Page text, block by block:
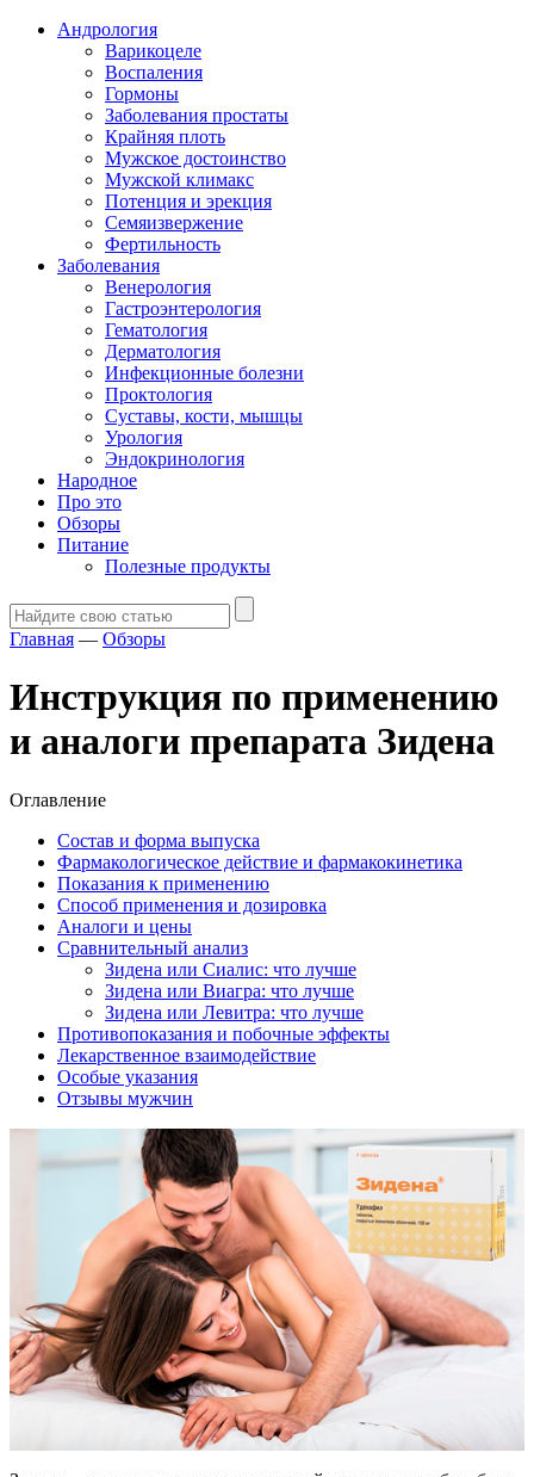
Андрология
Варикоцеле
Воспаления
Гормоны
Заболевания простаты
Крайняя плоть
Мужское достоинство
Мужской климакс
Потенция и эрекция
Семяизвержение
Фертильность
Заболевания
Венерология
Гастроэнтерология
Гематология
Дерматология
Инфекционные болезни
Проктология
Суставы, кости, мышцы
Урология
Эндокринология
Народное
Про это
Обзоры
Питание
Полезные продукты
Главная — Обзоры
Инструкция по применению
и аналоги препарата Зидена
Оглавление
Состав и форма выпуска
Фармакологическое действие и фармакокинетика
Показания к применению
Способ применения и дозировка
Аналоги и цены
Сравнительный анализ
Зидена или Сиалис: что лучше
Зидена или Виагра: что лучше
Зидена или Левитра: что лучше
Противопоказания и побочные эффекты
Лекарственное взаимодействие
Особые указания
Отзывы мужчин